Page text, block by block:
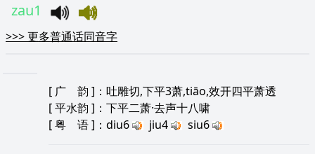
zau1
>>>更多普通话同音字
[ 广 韵 ]：吐雕切,下平3萧,tiāo,效开四平萧透
[平水韵 ]：下平二萧·去声十八啸
[粤 语]：diu6 jiu4 siu6